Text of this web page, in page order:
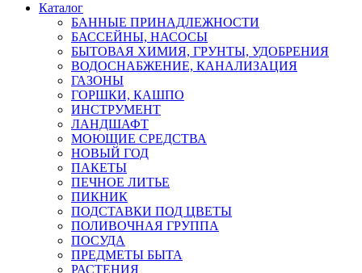
Каталог
БАННЫЕ ПРИНАДЛЕЖНОСТИ
БАССЕЙНЫ, НАСОСЫ
БЫТОВАЯ ХИМИЯ, ГРУНТЫ, УДОБРЕНИЯ
ВОДОСНАБЖЕНИЕ, КАНАЛИЗАЦИЯ
ГАЗОНЫ
ГОРШКИ, КАШПО
ИНСТРУМЕНТ
ЛАНДШАФТ
МОЮЩИЕ СРЕДСТВА
НОВЫЙ ГОД
ПАКЕТЫ
ПЕЧНОЕ ЛИТЬЕ
ПИКНИК
ПОДСТАВКИ ПОД ЦВЕТЫ
ПОЛИВОЧНАЯ ГРУППА
ПОСУДА
ПРЕДМЕТЫ БЫТА
РАСТЕНИЯ